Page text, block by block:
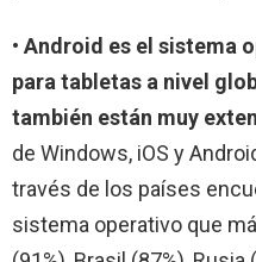
• Android es el sistema
para tabletas a nivel
también están muy
de Windows, iOS y
través de los países
sistema operativo que